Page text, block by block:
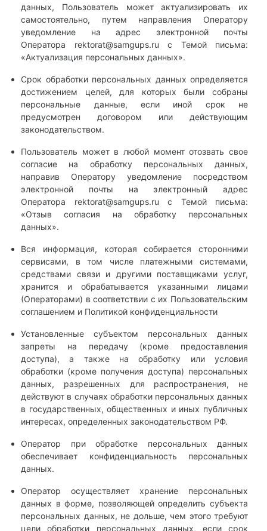
данных, Пользователь может актуализировать их
самостоятельно, путем направления Оператору
уведомление на адрес электронной почты
Оператора rektorat@samgups.ru с Темой письма:
«Актуализация персональных данных».
Срок обработки персональных данных определяется
достижением целей, для которых были собраны
персональные данные, если иной срок не
предусмотрен договором или действующим
законодательством.
Пользователь может в любой момент отозвать свое
согласие на обработку персональных данных,
направив Оператору уведомление посредством
электронной почты на электронный адрес
Оператора rektorat@samgups.ru с Темой письма:
«Отзыв согласия на обработку персональных
данных».
Вся информация, которая собирается сторонними
сервисами, в том числе платежными системами,
средствами связи и другими поставщиками услуг,
хранится и обрабатывается указанными лицами
(Операторами) в соответствии с их Пользовательским
соглашением и Политикой конфиденциальности
Установленные субъектом персональных данных
запреты на передачу (кроме предоставления
доступа), а также на обработку или условия
обработки (кроме получения доступа) персональных
данных, разрешенных для распространения, не
действуют в случаях обработки персональных данных
в государственных, общественных и иных публичных
интересах, определенных законодательством РФ.
Оператор при обработке персональных данных
обеспечивает конфиденциальность персональных
данных.
Оператор осуществляет хранение персональных
данных в форме, позволяющей определить субъекта
персональных данных, не дольше, чем этого требуют
цели обработки персональных данных, если срок